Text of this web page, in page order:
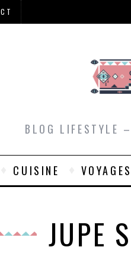
BLOG LIFESTYLE
CUISINE VOYAGES
JUPE